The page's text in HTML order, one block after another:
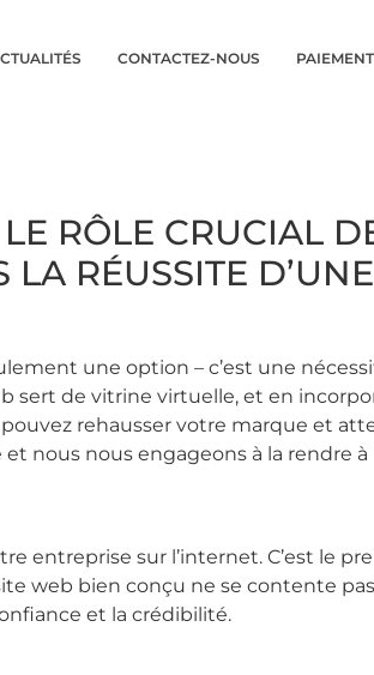
CONTACTEZ-NOUS PAIEMENT
RÔLE CRUCIAL
RÉUSSITE D’UNE
une option – c’est une
sert de vitrine virtuelle, et en
rehausser votre marque et
nous nous engageons à la rendre à
entreprise sur l’internet. C’est le
web bien conçu ne se contente
et la crédibilité.